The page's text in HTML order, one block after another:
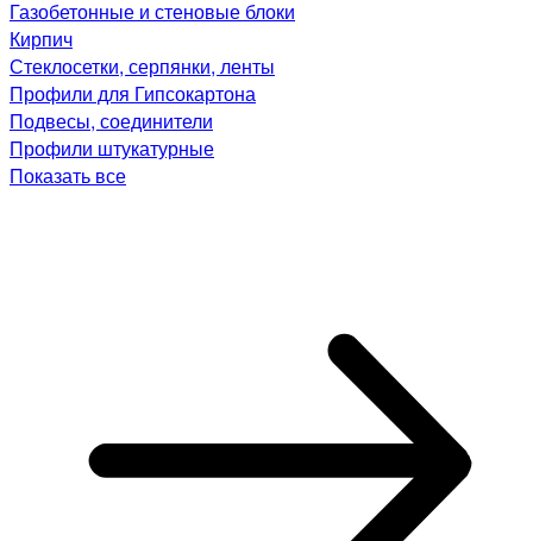
Газобетонные и стеновые блоки
Кирпич
Стеклосетки, серпянки, ленты
Профили для Гипсокартона
Подвесы, соединители
Профили штукатурные
Показать все